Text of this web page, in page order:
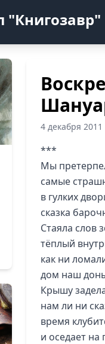
"Книгозавр"
4 декабря
***
Мы
самые
в гулких
сказка
Стаяла слов
тёплый
как ни
дом наш
Крышу
нам ли ни
время
и оседает на